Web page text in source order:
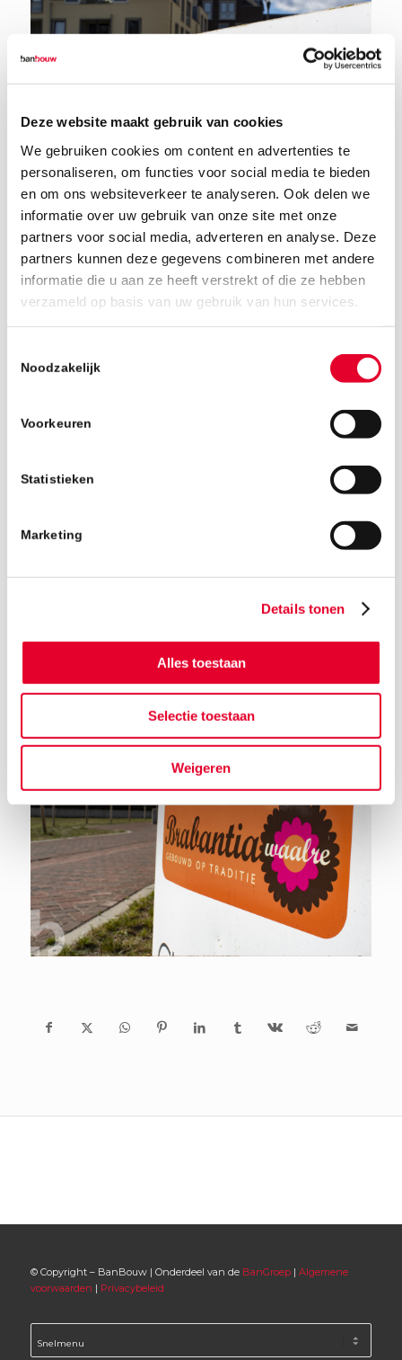
Deze website maakt gebruik van cookies
We gebruiken cookies om content en advertenties te
personaliseren, om functies voor social media te bieden
en om ons websiteverkeer te analyseren. Ook delen we
informatie over uw gebruik van onze site met onze
partners voor social media, adverteren en analyse. Deze
partners kunnen deze gegevens combineren met andere
informatie die u aan ze heeft verstrekt of die ze hebben
verzameld op basis van uw gebruik van hun services.
Noodzakelijk
Voorkeuren
Statistieken
Marketing
Details tonen
Alles toestaan
Selectie toestaan
Weigeren
18 september 2019
© Copyright – BanBouw | Onderdeel van de BanGroep| Algemene
voorwaarden | Privacybeleid